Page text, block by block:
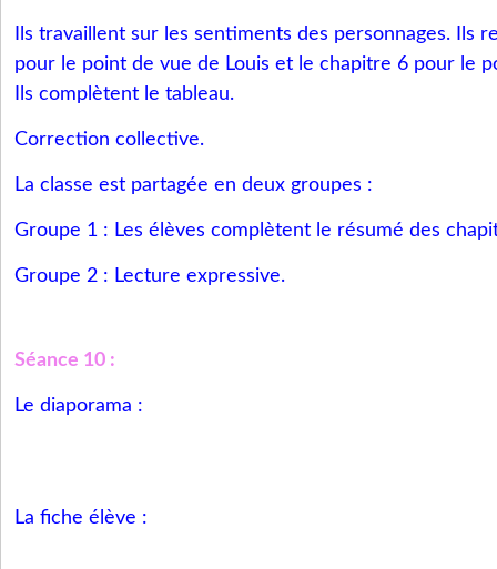
Ils travaillent sur les sentiments des personnages. Ils
pour le point de vue de Louis et le chapitre 6 pour le
Ils complètent le tableau.
Correction collective.
La classe est partagée en deux groupes :
Groupe 1 : Les élèves complètent le résumé des
Groupe 2 : Lecture expressive.
Séance 10 :
Le diaporama :
La fiche élève :